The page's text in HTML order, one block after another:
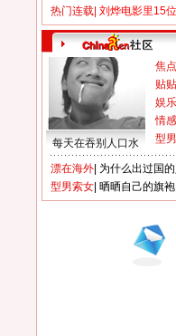
热门连载 刘烨电影里15
每天在吞别人口水
焦
贴
娱
情
型
漂在海外 为什么出过国
型男索女 晒晒自己的旗